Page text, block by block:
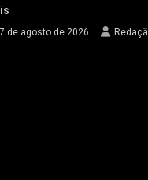
de agosto de 2026